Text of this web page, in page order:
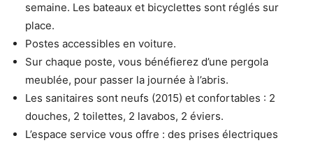
semaine. Les bateaux et bicyclettes sont réglés sur
place.
Postes accessibles en voiture.
Sur chaque poste, vous bénéfierez d’une pergola
meublée, pour passer la journée à l’abris.
Les sanitaires sont neufs (2015) et confortables : 2
douches, 2 toilettes, 2 lavabos, 2 éviers.
L’espace service vous offre : des prises électriques